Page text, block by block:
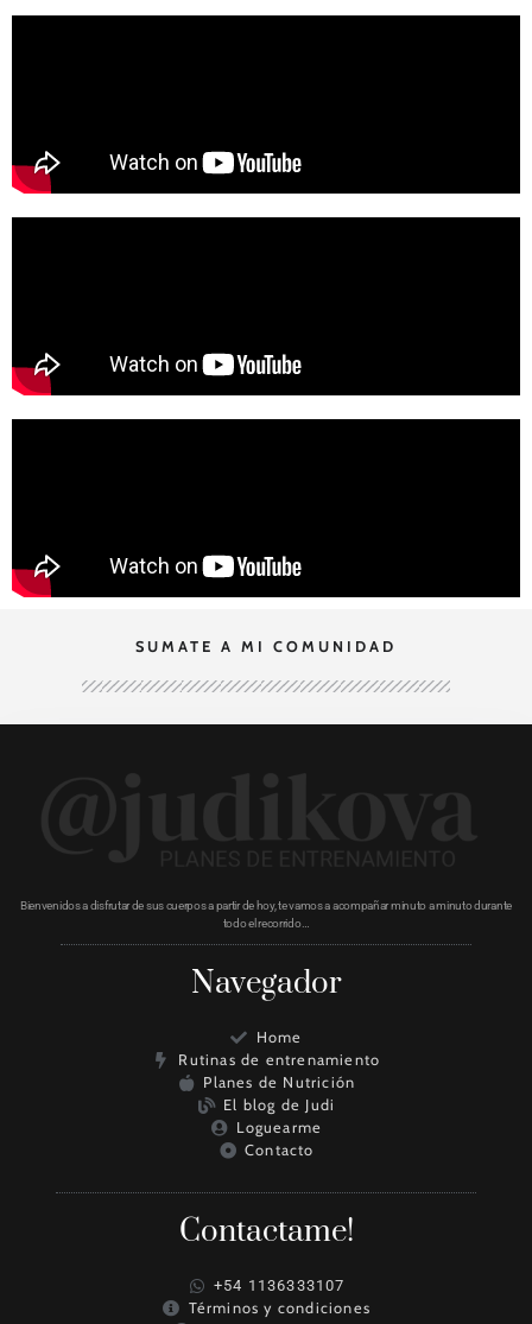
SUMATE A MI COMUNIDAD
Bienvenidos a disfrutar de sus cuerpos a partir de hoy, te vamos a acompañar minuto a minuto durante
todo el recorrido…
Navegador
Home
Rutinas de entrenamiento
Planes de Nutrición
El blog de Judi
Loguearme
Contacto
Contactame!
+54 1136333107
Términos y condiciones